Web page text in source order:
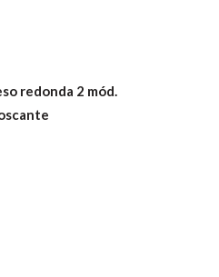
redonda 2 mód.